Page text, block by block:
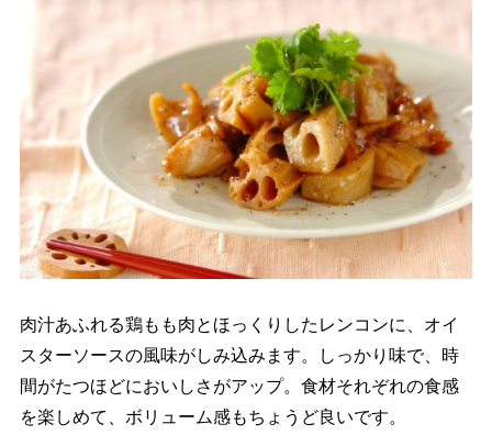
肉汁あふれる鶏もも肉とほっくりしたレンコンに、オイ
スターソースの風味がしみ込みます。しっかり味で、時
間がたつほどにおいしさがアップ。食材それぞれの食感
を楽しめて、ボリューム感もちょうど良いです。